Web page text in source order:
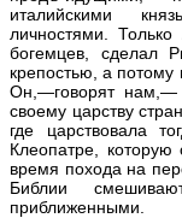
италийскими
личностями.
богемцев, сделал
крепостью, а
Он,—говорят нам,—
своему царству
где царствовала
Клеопатре,
время похода на
Библии
приближенными.